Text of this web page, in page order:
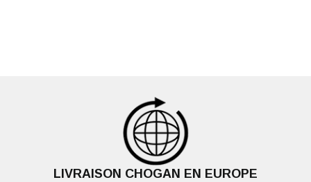
LIVRAISON CHOGAN EN EUROPE